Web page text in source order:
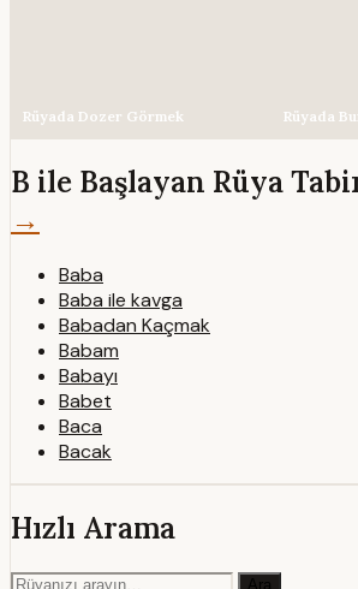
Rüyada Dozer Görmek Rüyada
B ile Başlayan Rüya
→
Baba
Baba ile kavga
Babadan Kaçmak
Babam
Babayı
Babet
Baca
Bacak
Hızlı Arama
Ara